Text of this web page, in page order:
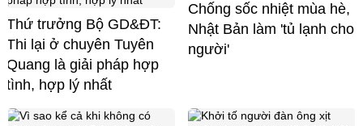
Thứ trưởng Bộ GD&ĐT:
Thi lại ở chuyên Tuyên
Quang là giải pháp hợp
tình, hợp lý nhất
Chống sốc nhiệt mùa hè,
Nhật Bản làm 'tủ lạnh cho
người'